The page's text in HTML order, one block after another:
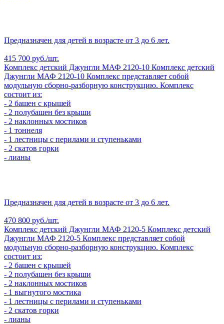
Предназначен для детей в возрасте от 3 до 6 лет.
415 700 руб./шт.
Комплекс детский Джунгли МАФ 2120-10 Комплекс детский
Джунгли МАФ 2120-10 Комплекс представляет собой
модульную сборно-разборную конструкцию. Комплекс
состоит из:
- 2 башен с крышей
- 2 полубашен без крыши
- 2 наклонных мостиков
- 1 тоннеля
- 1 лестницы с перилами и ступеньками
- 2 скатов горки
- лианы
Предназначен для детей в возрасте от 3 до 6 лет.
470 800 руб./шт.
Комплекс детский Джунгли МАФ 2120-5 Комплекс детский
Джунгли МАФ 2120-5 Комплекс представляет собой
модульную сборно-разборную конструкцию. Комплекс
состоит из:
- 2 башен с крышей
- 2 полубашен без крыши
- 2 наклонных мостиков
- 1 выгнутого мостика
- 1 лестницы с перилами и ступеньками
- 2 скатов горки
- лианы